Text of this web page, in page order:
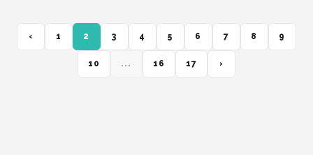
‹ 1 2 3 4 5 6 7 8 9
10 ... 16 17 ›